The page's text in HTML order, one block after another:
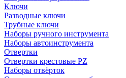
Ключи
Разводные ключи
Трубные ключи
Наборы ручного инструмента
Наборы автоинструмента
Отвертки
Отвертки крестовые PZ
Наборы отвёрток